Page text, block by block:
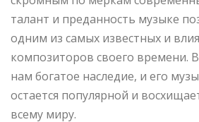
талант и преданность музыке
одним из самых известных и
композиторов своего времени.
нам богатое наследие, и его
остается популярной и
всему миру.